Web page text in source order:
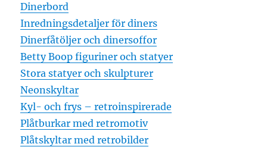
Dinerbord
Inredningsdetaljer för diners
Dinerfåtöljer och dinersoffor
Betty Boop figuriner och statyer
Stora statyer och skulpturer
Neonskyltar
Kyl- och frys – retroinspirerade
Plåtburkar med retromotiv
Plåtskyltar med retrobilder